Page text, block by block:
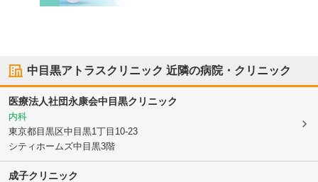
中目黒アトラスクリニック 近隣の病院・クリニック
医療法人社団永康会中目黒クリニック
内科
東京都目黒区中目黒1丁目10-23
シティホームズ中目黒3階
成子クリニック